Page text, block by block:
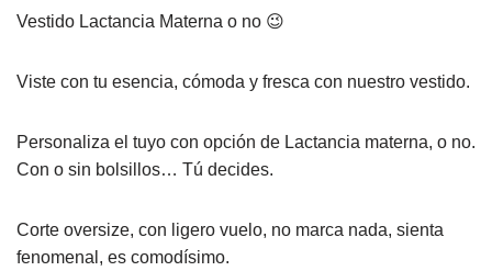
Vestido Lactancia Materna o no 😉
Viste con tu esencia, cómoda y fresca con nuestro vestido.
Personaliza el tuyo con opción de Lactancia materna, o no.
Con o sin bolsillos… Tú decides.
Corte oversize, con ligero vuelo, no marca nada, sienta
fenomenal, es comodísimo.